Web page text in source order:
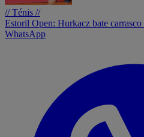
// Ténis //
Estoril Open: Hurkacz bate
WhatsApp